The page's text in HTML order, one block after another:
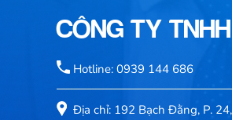
CÔNG TY
Hotline: 0939 144 686
Địa chỉ: 192 Bạch Đằng, P.